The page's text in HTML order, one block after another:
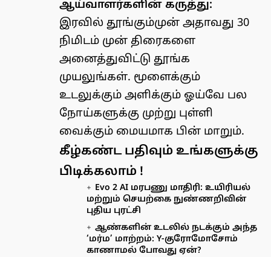
ஆய்வாளர்களின் கருத்து:
இரவில் தூங்கும்முன் அதாவது 30
நிமிடம் முன் திரைகளை
அனைத்துவிட்டு தூங்க
முயலுங்கள். மூளைக்கும்
உடலுக்கும் அளிக்கும் ஓய்வே பல
நோய்களுக்கு முற்று புள்ளி
வைக்கும் மையமாக பின் மாறும்.
கீழ்கண்ட பதிவும் உங்களுக்கு
பிடிக்கலாம் !
Evo 2 AI மரபணு மாதிரி: உயிரியல்
மற்றும் செயற்கை நுண்ணறிவின்
புதிய புரட்சி
ஆண்களின் உடலில் நடக்கும் அந்த
‘மர்ம’ மாற்றம்: Y-குரோமோசோம்
காணாமல் போவது ஏன்?